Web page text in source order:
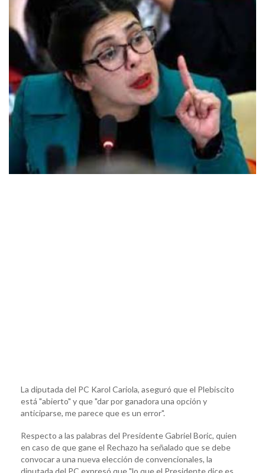
La diputada del PC Karol Cariola, aseguró que el Plebiscito
está "abierto" y que "dar por ganadora una opción y
anticiparse, me parece que es un error".
Respecto a las palabras del Presidente Gabriel Boric, quien
en caso de que gane el Rechazo ha señalado que se debe
convocar a una nueva elección de convencionales, la
diputada del PC expresó que "lo que el Presidente dice es